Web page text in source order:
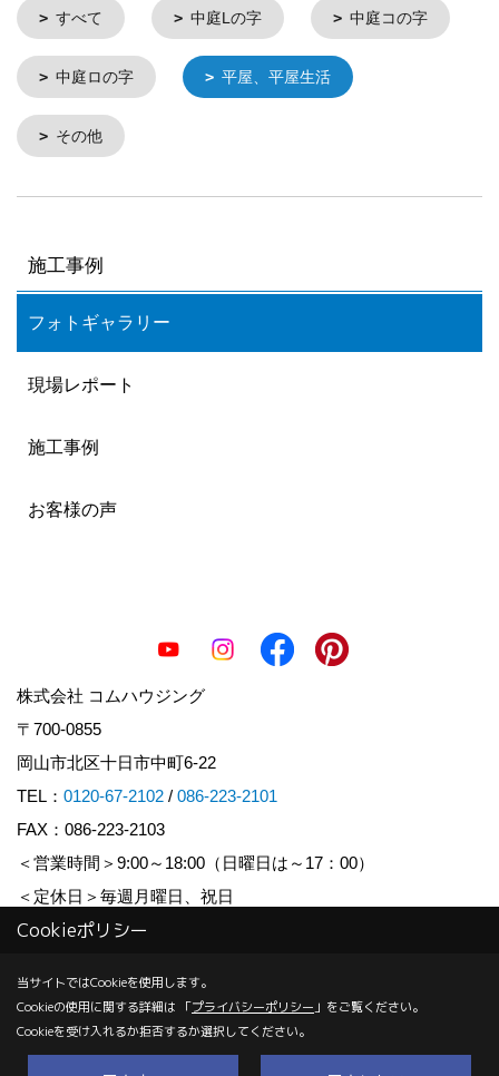
すべて 中庭Lの字 中庭コの字
中庭ロの字 平屋、平屋生活
その他
施工事例
フォトギャラリー
現場レポート
施工事例
お客様の声
株式会社 コムハウジング
〒700-0855
岡山市北区十日市中町6-22
TEL： 0120-67-2102 / 086-223-2101
FAX：086-223-2103
＜営業時間＞9:00～18:00（日曜日は～17：00）
＜定休日＞毎週月曜日、祝日
Copyright (c) COM HOUSHING Inc. All Rights Reserved.
Produced byゴデスクリエイト
Cookieポリシー
当サイトではCookieを使用します。
Cookieの使用に関する詳細は 「プライバシーポリシー 」をご覧ください。
Cookieを受け入れるか拒否するか選択してください。